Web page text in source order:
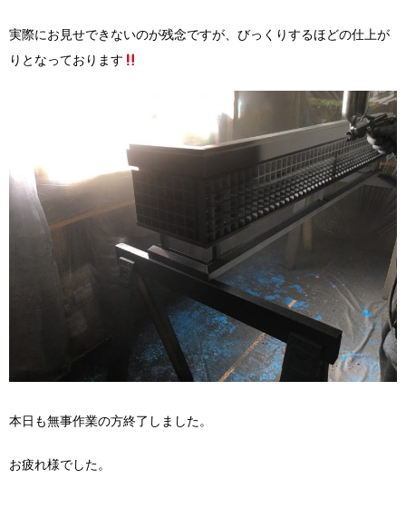
実際にお見せできないのが残念ですが、びっくりするほどの仕上が
りとなっております
本日も無事作業の方終了しました。
お疲れ様でした。